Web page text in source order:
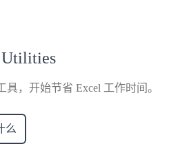
，开始节省 Excel 工作时间。
么